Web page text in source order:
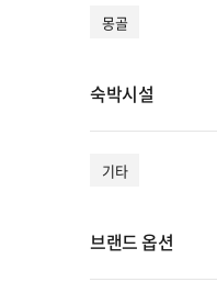
몽골
숙박시설
기타
브랜드 옵션